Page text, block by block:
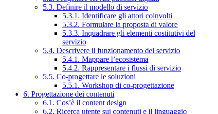
5.3. Definire il modello di servizio
5.3.1. Identificare gli attori coinvolti
5.3.2. Formulare la proposta di valore
5.3.3. Inquadrare gli elementi costitutivi del
servizio
5.4. Descrivere il funzionamento del servizio
5.4.1. Mappare l’ecosistema
5.4.2. Rappresentare i flussi di servizio
5.5. Co-progettare le soluzioni
5.5.1. Workshop di co-progettazione
6. Progettazione dei contenuti
6.1. Cos’è il content design
6.2. Ricerca utente sui contenuti e il linguaggio